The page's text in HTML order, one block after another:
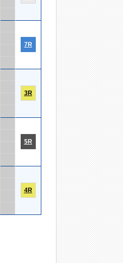
7R
3R
5R
4R